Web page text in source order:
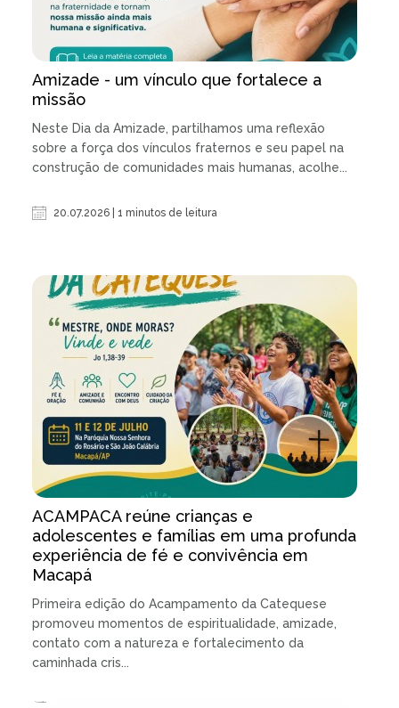
Amizade - um vínculo que fortalece a
missão
Neste Dia da Amizade, partilhamos uma reflexão
sobre a força dos vínculos fraternos e seu papel na
construção de comunidades mais humanas, acolhe...
20.07.2026 | 1 minutos de leitura
ACAMPACA reúne crianças e
adolescentes e famílias em uma profunda
experiência de fé e convivência em
Macapá
Primeira edição do Acampamento da Catequese
promoveu momentos de espiritualidade, amizade,
contato com a natureza e fortalecimento da
caminhada cris...